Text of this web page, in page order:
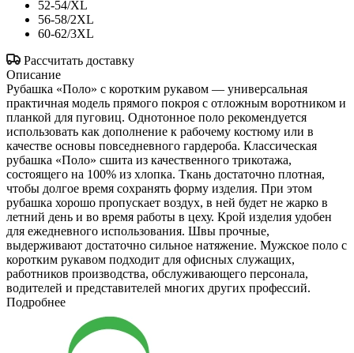
52-54/XL
56-58/2XL
60-62/3XL
Рассчитать доставку
Описание
Рубашка «Поло» с коротким рукавом — универсальная
практичная модель прямого покроя с отложным воротником и
планкой для пуговиц. Однотонное поло рекомендуется
использовать как дополнение к рабочему костюму или в
качестве основы повседневного гардероба. Классическая
рубашка «Поло» сшита из качественного трикотажа,
состоящего на 100% из хлопка. Ткань достаточно плотная,
чтобы долгое время сохранять форму изделия. При этом
рубашка хорошо пропускает воздух, в ней будет не жарко в
летний день и во время работы в цеху. Крой изделия удобен
для ежедневного использования. Швы прочные,
выдерживают достаточно сильное натяжение. Мужское поло с
коротким рукавом подходит для офисных служащих,
работников производства, обслуживающего персонала,
водителей и представителей многих других профессий.
Подробнее